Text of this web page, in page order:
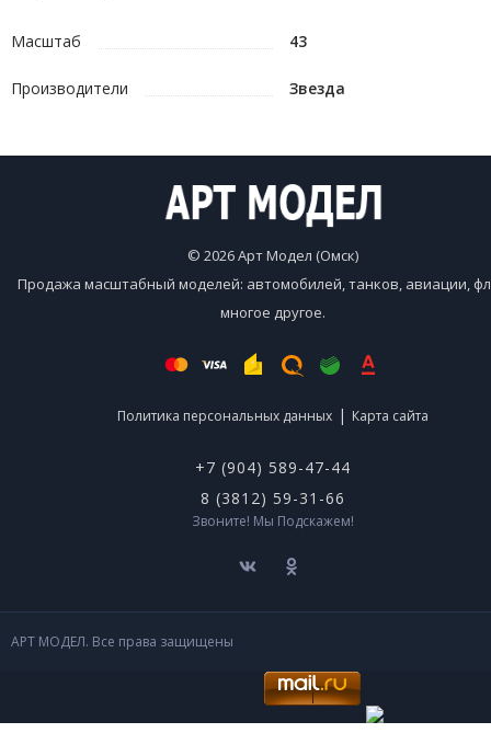
Масштаб 43
Производители Звезда
© 2026 Арт Модел (Омск)
Продажа масштабный моделей: автомобилей, танков, авиации,
многое другое.
Политика персональных данных | Карта сайта
+7 (904) 589-47-44
8 (3812) 59-31-66
Звоните! Мы Подскажем!
АРТ МОДЕЛ. Все права защищены